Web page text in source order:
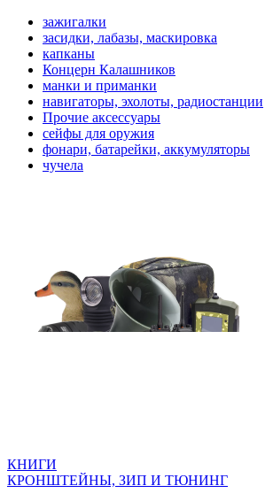
зажигалки
засидки, лабазы, маскировка
капканы
Концерн Калашников
манки и приманки
навигаторы, эхолоты, радиостанции
Прочие аксессуары
сейфы для оружия
фонари, батарейки, аккумуляторы
чучела
КНИГИ
КРОНШТЕЙНЫ, ЗИП И ТЮНИНГ